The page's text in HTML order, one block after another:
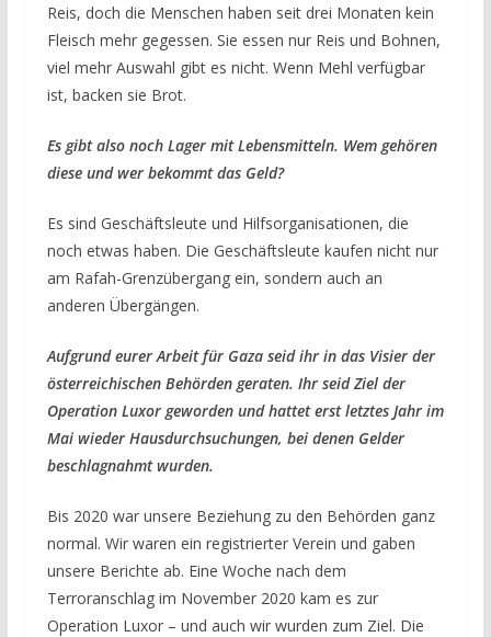
Reis, doch die Menschen haben seit drei Monaten kein
Fleisch mehr gegessen. Sie essen nur Reis und Bohnen,
viel mehr Auswahl gibt es nicht. Wenn Mehl verfügbar
ist, backen sie Brot.
Es gibt also noch Lager mit Lebensmitteln. Wem gehören
diese und wer bekommt das Geld?
Es sind Geschäftsleute und Hilfsorganisationen, die
noch etwas haben. Die Geschäftsleute kaufen nicht nur
am Rafah-Grenzübergang ein, sondern auch an
anderen Übergängen.
Aufgrund eurer Arbeit für Gaza seid ihr in das Visier der
österreichischen Behörden geraten. Ihr seid Ziel der
Operation Luxor geworden und hattet erst letztes Jahr im
Mai wieder Hausdurchsuchungen, bei denen Gelder
beschlagnahmt wurden.
Bis 2020 war unsere Beziehung zu den Behörden ganz
normal. Wir waren ein registrierter Verein und gaben
unsere Berichte ab. Eine Woche nach dem
Terroranschlag im November 2020 kam es zur
Operation Luxor – und auch wir wurden zum Ziel. Die